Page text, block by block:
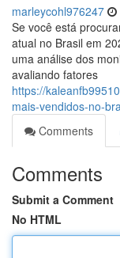
marleycohl976247
Se você está
atual no Brasil em
uma análise dos
avaliando fatores
https://
mais-vendidos-no-
Comments
Comments
Submit a Comment
No HTML